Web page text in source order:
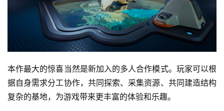
本作最大的惊喜当然是新加入的多人合作模式。玩家可以根
据自身需求分工协作，共同探索、采集资源、共同建造结构
复杂的基地，为游戏带来更丰富的体验和乐趣。